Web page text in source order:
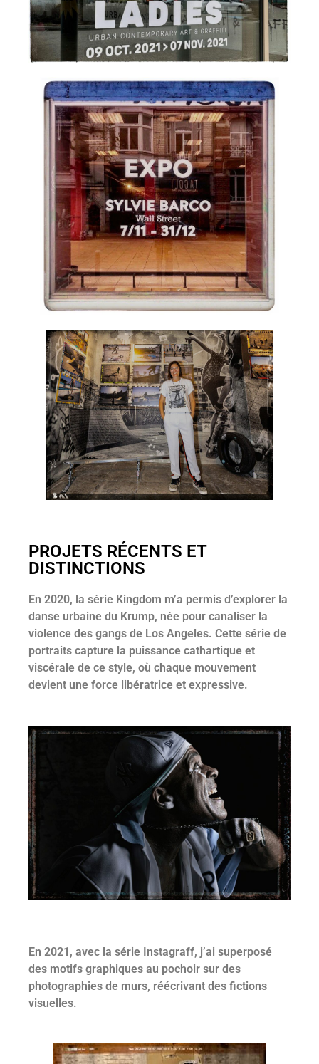
PROJETS RÉCENTS ET
DISTINCTIONS
En 2020, la série Kingdom m’a permis d’explorer la
danse urbaine du Krump, née pour canaliser la
violence des gangs de Los Angeles. Cette série de
portraits capture la puissance cathartique et
viscérale de ce style, où chaque mouvement
devient une force libératrice et expressive.
En 2021, avec la série Instagraff, j’ai superposé
des motifs graphiques au pochoir sur des
photographies de murs, réécrivant des fictions
visuelles.